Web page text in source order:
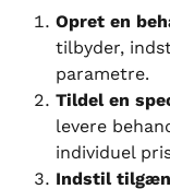
Opret en
tilbyder,
parametre.
Tildel en
levere
individuel
Indstil